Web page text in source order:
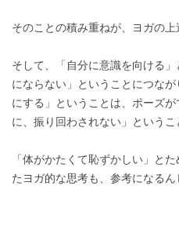
そのことの積み重ねが、ヨガの上
そして、「自分に意識を向ける
にならない」ということにつな
にする」ということは、ポーズ
に、振り回わされない」というこ
「体がかたくて恥ずかしい」と
たヨガ的な思考も、参考になるん